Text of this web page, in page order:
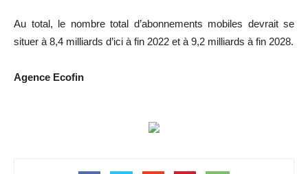
Au total, le nombre total d’abonnements mobiles devrait se
situer à 8,4 milliards d’ici à fin 2022 et à 9,2 milliards à fin 2028.
Agence Ecofin